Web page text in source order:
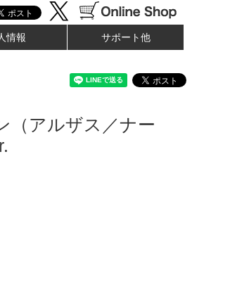
情報 サポート他
（アルザス／ナー